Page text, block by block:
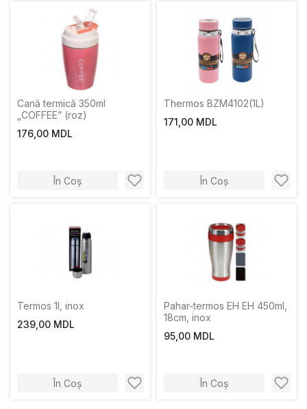
Cană termică 350ml
„COFFEE” (roz)
176,00 MDL
În Coș
Thermos BZM4102(1L)
171,00 MDL
În Coș
Termos 1l, inox
239,00 MDL
În Coș
Pahar-termos EH EH 450ml,
18cm, inox
95,00 MDL
În Coș